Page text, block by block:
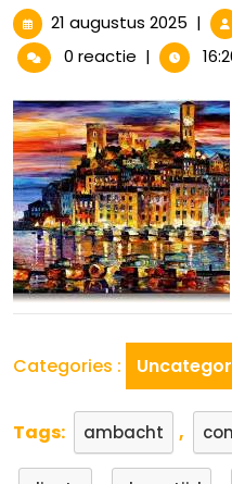
21 augustus 2025 21
2025
|
0 reactie |
Categories :
Tags: ambacht ,